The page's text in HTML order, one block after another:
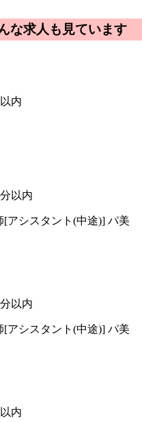
な求人も見ています
内
以内
[アシスタント(中途)] パ美
以内
[アシスタント(中途)] パ美
内